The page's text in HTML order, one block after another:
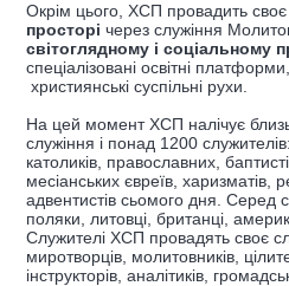
Окрім цього, ХСП провадить своє
просторі через служіння
світоглядному і соціальному
спеціалізовані освітні
християнські суспільні рухи.
На цей момент ХСП налічує
служіння і понад 1200
католиків, православних,
месіанських євреїв, харизматів,
адвентистів сьомого дня. Серед
поляки, литовці, британці,
Служителі ХСП провадять своє
миротворців, молитовників,
інструкторів, аналітиків,